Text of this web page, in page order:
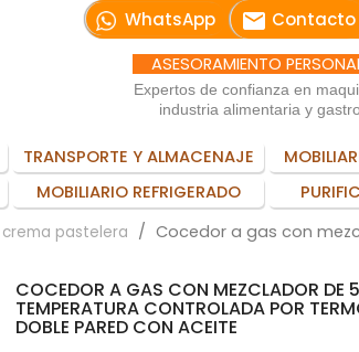
WhatsApp email Contacto
ASESORAMIENTO
Expertos de confianza en
industria alimentaria y
TRANSPORTE Y ALMACENAJE
MOBILIARIO REFRIGERADO
pastelera
Cocedor a gas con
COCEDOR A GAS CON MEZCLADOR DE
TEMPERATURA CONTROLADA POR
DOBLE PARED CON ACEITE